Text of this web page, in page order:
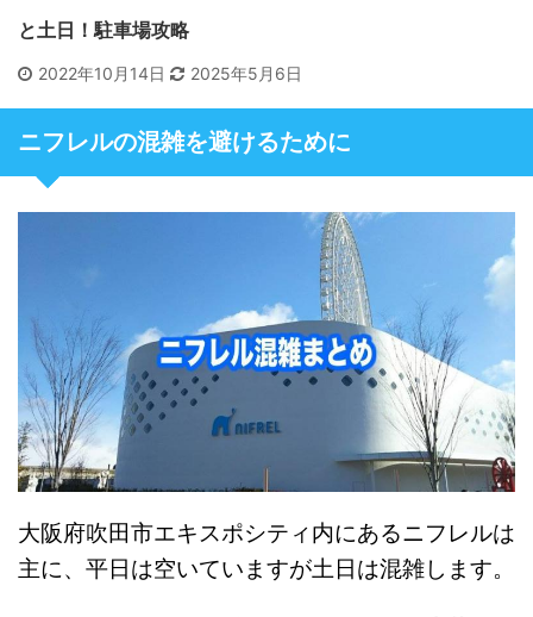
と土日！駐車場攻略
2022年10月14日 2025年5月6日
ニフレルの混雑を避けるために
大阪府吹田市エキスポシティ内にあるニフレルは
主に、平日は空いていますが土日は混雑します。